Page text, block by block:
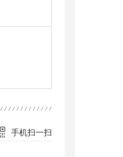
手机扫一扫